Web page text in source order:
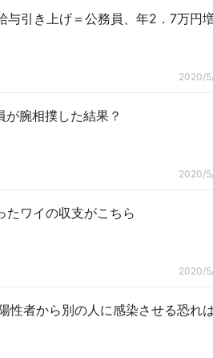
与引き上げ＝公務員、年2．7万円
2020/
腕相撲した結果？
2020/
たワイの収支がこちら
2020/
性者から別の人に感染させる恐れ